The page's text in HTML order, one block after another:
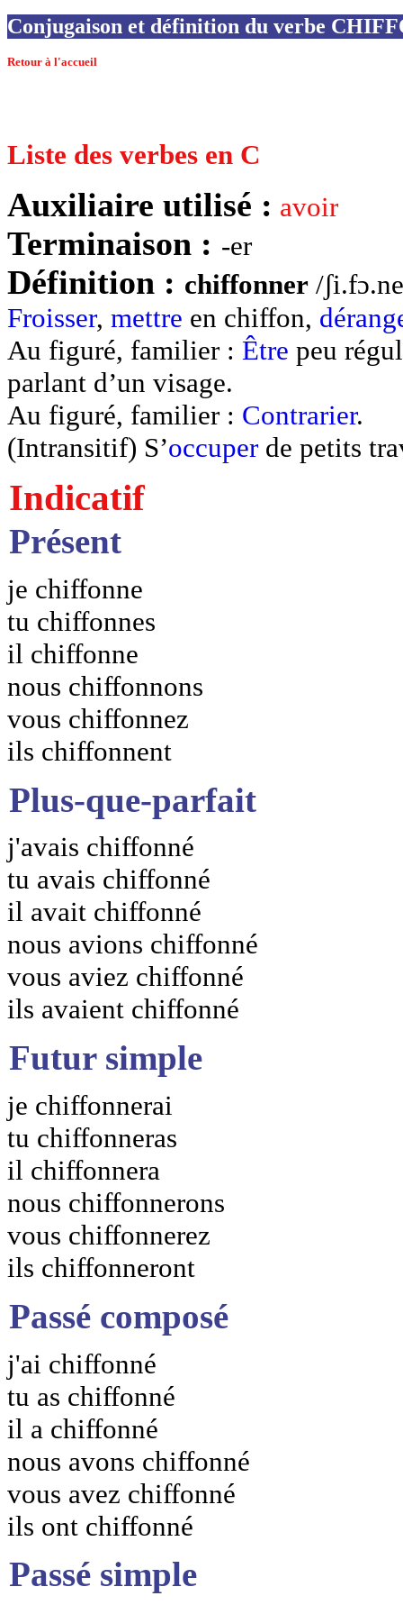
Conjugaison et définition du verbe
Retour à l'accueil
Liste des verbes en C
Auxiliaire utilisé : avoir
Terminaison : -er
Définition : chiffonner /
Froisser, mettre en chiffon,
Au figuré, familier : Être peu
parlant d’un visage.
Au figuré, familier : Contrarier.
(Intransitif) S’occuper de petits
Indicatif
Présent
je chiffonne
tu chiffonnes
il chiffonne
nous chiffonnons
vous chiffonnez
ils chiffonnent
Plus-que-parfait
j'avais chiffonné
tu avais chiffonné
il avait chiffonné
nous avions chiffonné
vous aviez chiffonné
ils avaient chiffonné
Futur simple
je chiffonnerai
tu chiffonneras
il chiffonnera
nous chiffonnerons
vous chiffonnerez
ils chiffonneront
Passé composé
j'ai chiffonné
tu as chiffonné
il a chiffonné
nous avons chiffonné
vous avez chiffonné
ils ont chiffonné
Passé simple